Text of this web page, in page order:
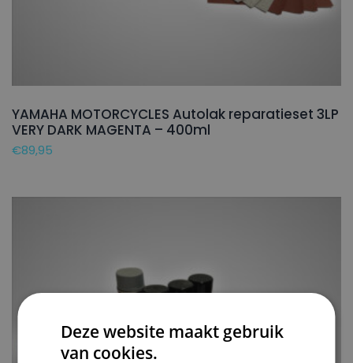
YAMAHA MOTORCYCLES Autolak reparatieset 3LP
VERY DARK MAGENTA – 400ml
€89,95
Deze website maakt gebruik
van cookies.